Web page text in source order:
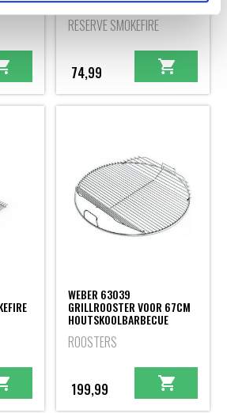
RESERVE SMOKEFIRE
74,99
WEBER 63039
GRILLROOSTER VOOR 67CM
HOUTSKOOLBARBECUE
ROOSTERS
199,99